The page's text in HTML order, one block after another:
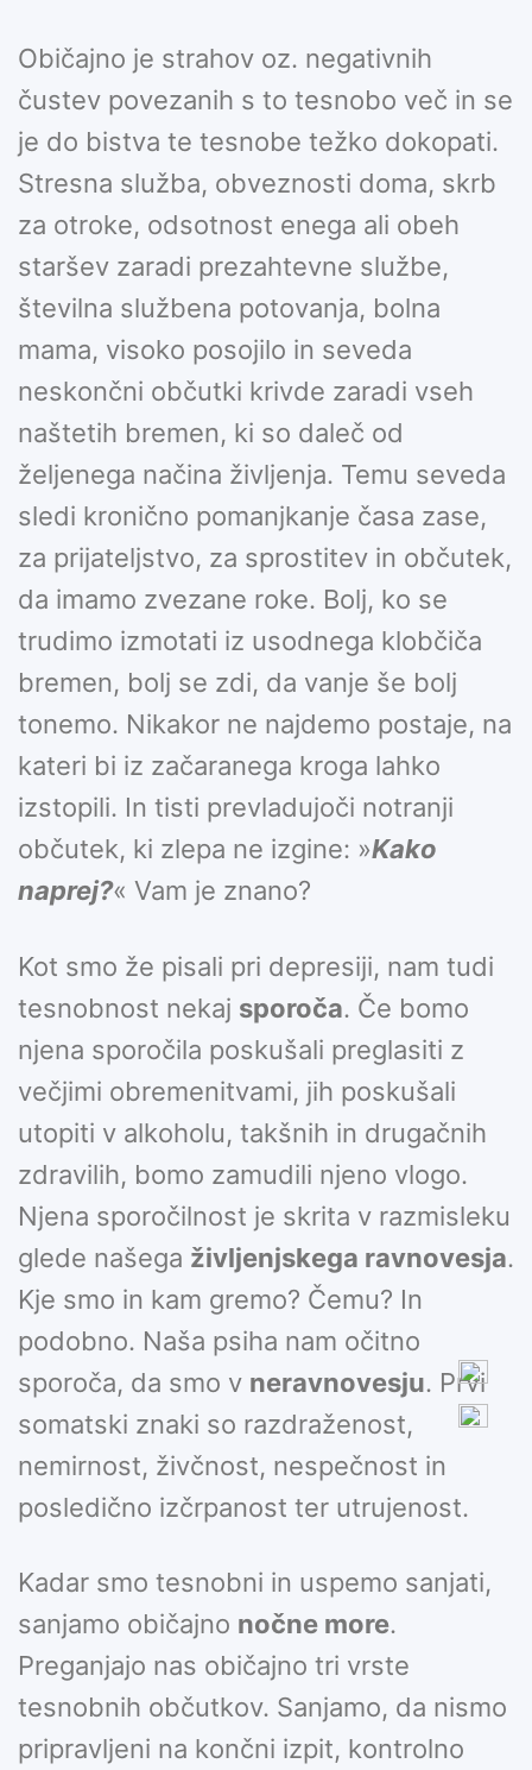
Običajno je strahov oz. negativnih
čustev povezanih s to tesnobo več in se
je do bistva te tesnobe težko dokopati.
Stresna služba, obveznosti doma, skrb
za otroke, odsotnost enega ali obeh
staršev zaradi prezahtevne službe,
številna službena potovanja, bolna
mama, visoko posojilo in seveda
neskončni občutki krivde zaradi vseh
naštetih bremen, ki so daleč od
željenega načina življenja. Temu seveda
sledi kronično pomanjkanje časa zase,
za prijateljstvo, za sprostitev in občutek,
da imamo zvezane roke. Bolj, ko se
trudimo izmotati iz usodnega klobčiča
bremen, bolj se zdi, da vanje še bolj
tonemo. Nikakor ne najdemo postaje, na
kateri bi iz začaranega kroga lahko
izstopili. In tisti prevladujoči notranji
občutek, ki zlepa ne izgine: »Kako
naprej?« Vam je znano?
Kot smo že pisali pri depresiji, nam tudi
tesnobnost nekaj sporoča. Če bomo
njena sporočila poskušali preglasiti z
večjimi obremenitvami, jih poskušali
utopiti v alkoholu, takšnih in drugačnih
zdravilih, bomo zamudili njeno vlogo.
Njena sporočilnost je skrita v razmisleku
glede našega življenjskega ravnovesja.
Kje smo in kam gremo? Čemu? In
podobno. Naša psiha nam očitno
sporoča, da smo v neravnovesju. Prvi
somatski znaki so razdraženost,
nemirnost, živčnost, nespečnost in
posledično izčrpanost ter utrujenost.
Kadar smo tesnobni in uspemo sanjati,
sanjamo običajno nočne more.
Preganjajo nas običajno tri vrste
tesnobnih občutkov. Sanjamo, da nismo
pripravljeni na končni izpit, kontrolno